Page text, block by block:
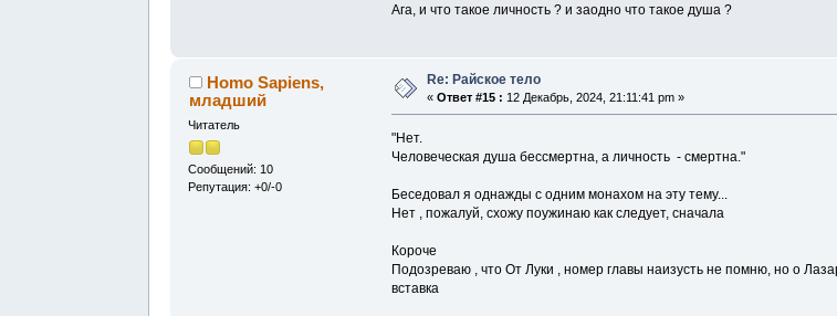
Ага, и что такое личность ? и заодно что такое душа ?
Homo Sapiens,
младший
Читатель
Сообщений: 10
Репутация: +0/-0
Re: Райское тело
«Ответ #15 : 12 Декабрь, 2024, 21:11:41 pm »
"Нет.
Человеческая душа бессмертна, а личность - смертна."
Беседовал я однажды с одним монахом на эту тему...
Нет , пожалуй, схожу поужинаю как следует, сначала
Короче
Подозреваю , что От Луки , номер главы наизусть не помню, но о
вставка